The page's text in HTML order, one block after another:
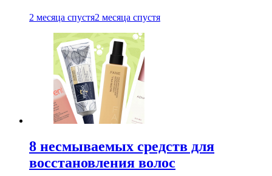
2 месяца спустя2 месяца спустя
8 несмываемых средств для
восстановления волос